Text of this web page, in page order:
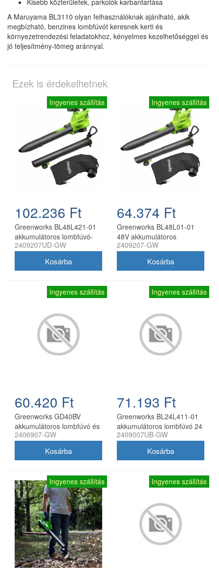
Kisebb közterületek, parkolók karbantartása
A Maruyama BL3110 olyan felhasználóknak ajánlható, akik
megbízható, benzines lombfúvót keresnek kerti és
környezetrendezési feladatokhoz, kényelmes kezelhetőséggel és
jó teljesítmény-tömeg aránnyal.
Ezek is érdekelhetnek
Ingyenes szállítás
102.236 Ft
Greenworks BL48L421-01
akkumulátoros lombfúvó-
szívó 48V (2x24V)
2409207UD-GW
Ingyenes szállítás
64.374 Ft
Greenworks BL48L01-01
48V akkumulátoros
lombfúvó akku és töltő
2409207-GW
Ingyenes szállítás
60.420 Ft
Greenworks GD40BV
akkumulátoros lombfúvó és
lombszívó 40 V
2406907-GW
Ingyenes szállítás
71.193 Ft
Greenworks BL24L411-01
akkumulátoros lombfúvó 24
V 4,0 Ah akkuval és 2 A
2409007UB-GW
Ingyenes szállítás Ingyenes szállítás